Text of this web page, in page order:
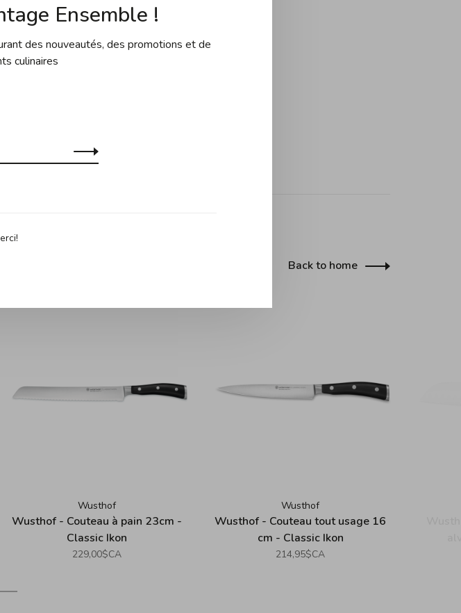
une cuisine, soit un
lame présente un
dans votre main
Back to home
Wusthof
Wusthof - Couteau à pain 23cm -
Classic Ikon
229,00$CA
Wusthof
Wusthof - Couteau tout usage 16
cm - Classic Ikon
214,95$CA
2
Ensemble !
des nouveautés, des promotions et de
culinaires